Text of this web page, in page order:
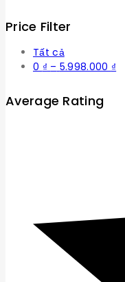
Price Filter
Tất cả
0 ₫ – 5.998.000 ₫
Average Rating